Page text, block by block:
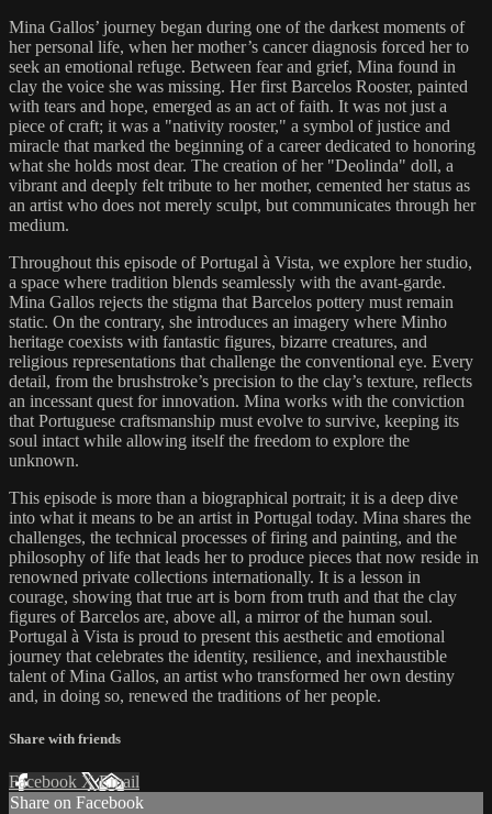
Mina Gallos’ journey began during one of the darkest moments of
her personal life, when her mother’s cancer diagnosis forced her to
seek an emotional refuge. Between fear and grief, Mina found in
clay the voice she was missing. Her first Barcelos Rooster, painted
with tears and hope, emerged as an act of faith. It was not just a
piece of craft; it was a "nativity rooster," a symbol of justice and
miracle that marked the beginning of a career dedicated to honoring
what she holds most dear. The creation of her "Deolinda" doll, a
vibrant and deeply felt tribute to her mother, cemented her status as
an artist who does not merely sculpt, but communicates through her
medium.
Throughout this episode of Portugal à Vista, we explore her studio,
a space where tradition blends seamlessly with the avant-garde.
Mina Gallos rejects the stigma that Barcelos pottery must remain
static. On the contrary, she introduces an imagery where Minho
heritage coexists with fantastic figures, bizarre creatures, and
religious representations that challenge the conventional eye. Every
detail, from the brushstroke’s precision to the clay’s texture, reflects
an incessant quest for innovation. Mina works with the conviction
that Portuguese craftsmanship must evolve to survive, keeping its
soul intact while allowing itself the freedom to explore the
unknown.
This episode is more than a biographical portrait; it is a deep dive
into what it means to be an artist in Portugal today. Mina shares the
challenges, the technical processes of firing and painting, and the
philosophy of life that leads her to produce pieces that now reside in
renowned private collections internationally. It is a lesson in
courage, showing that true art is born from truth and that the clay
figures of Barcelos are, above all, a mirror of the human soul.
Portugal à Vista is proud to present this aesthetic and emotional
journey that celebrates the identity, resilience, and inexhaustible
talent of Mina Gallos, an artist who transformed her own destiny
and, in doing so, renewed the traditions of her people.
Share with friends
Facebook XEmail
Share on Facebook